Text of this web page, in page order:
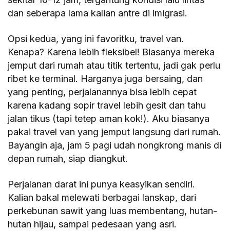
dan seberapa lama kalian antre di imigrasi.
Opsi kedua, yang ini favoritku, travel van.
Kenapa? Karena lebih fleksibel! Biasanya mereka
jemput dari rumah atau titik tertentu, jadi gak perlu
ribet ke terminal. Harganya juga bersaing, dan
yang penting, perjalanannya bisa lebih cepat
karena kadang sopir travel lebih gesit dan tahu
jalan tikus (tapi tetep aman kok!). Aku biasanya
pakai travel van yang jemput langsung dari rumah.
Bayangin aja, jam 5 pagi udah nongkrong manis di
depan rumah, siap diangkut.
Perjalanan darat ini punya keasyikan sendiri.
Kalian bakal melewati berbagai lanskap, dari
perkebunan sawit yang luas membentang, hutan-
hutan hijau, sampai pedesaan yang asri.